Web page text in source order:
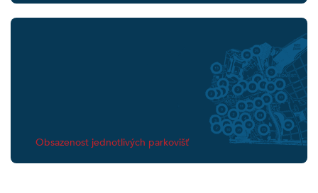
Obsazenost jednotlivých parkovišť